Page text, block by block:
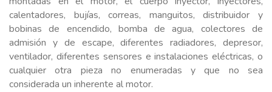
calentadores, bujías, correas, manguitos, distribuidor y
bobinas de encendido, bomba de agua, colectores de
admisión y de escape, diferentes radiadores, depresor,
ventilador, diferentes sensores e instalaciones eléctricas, o
cualquier otra pieza no enumeradas y que no sea
considerada un inherente al motor.